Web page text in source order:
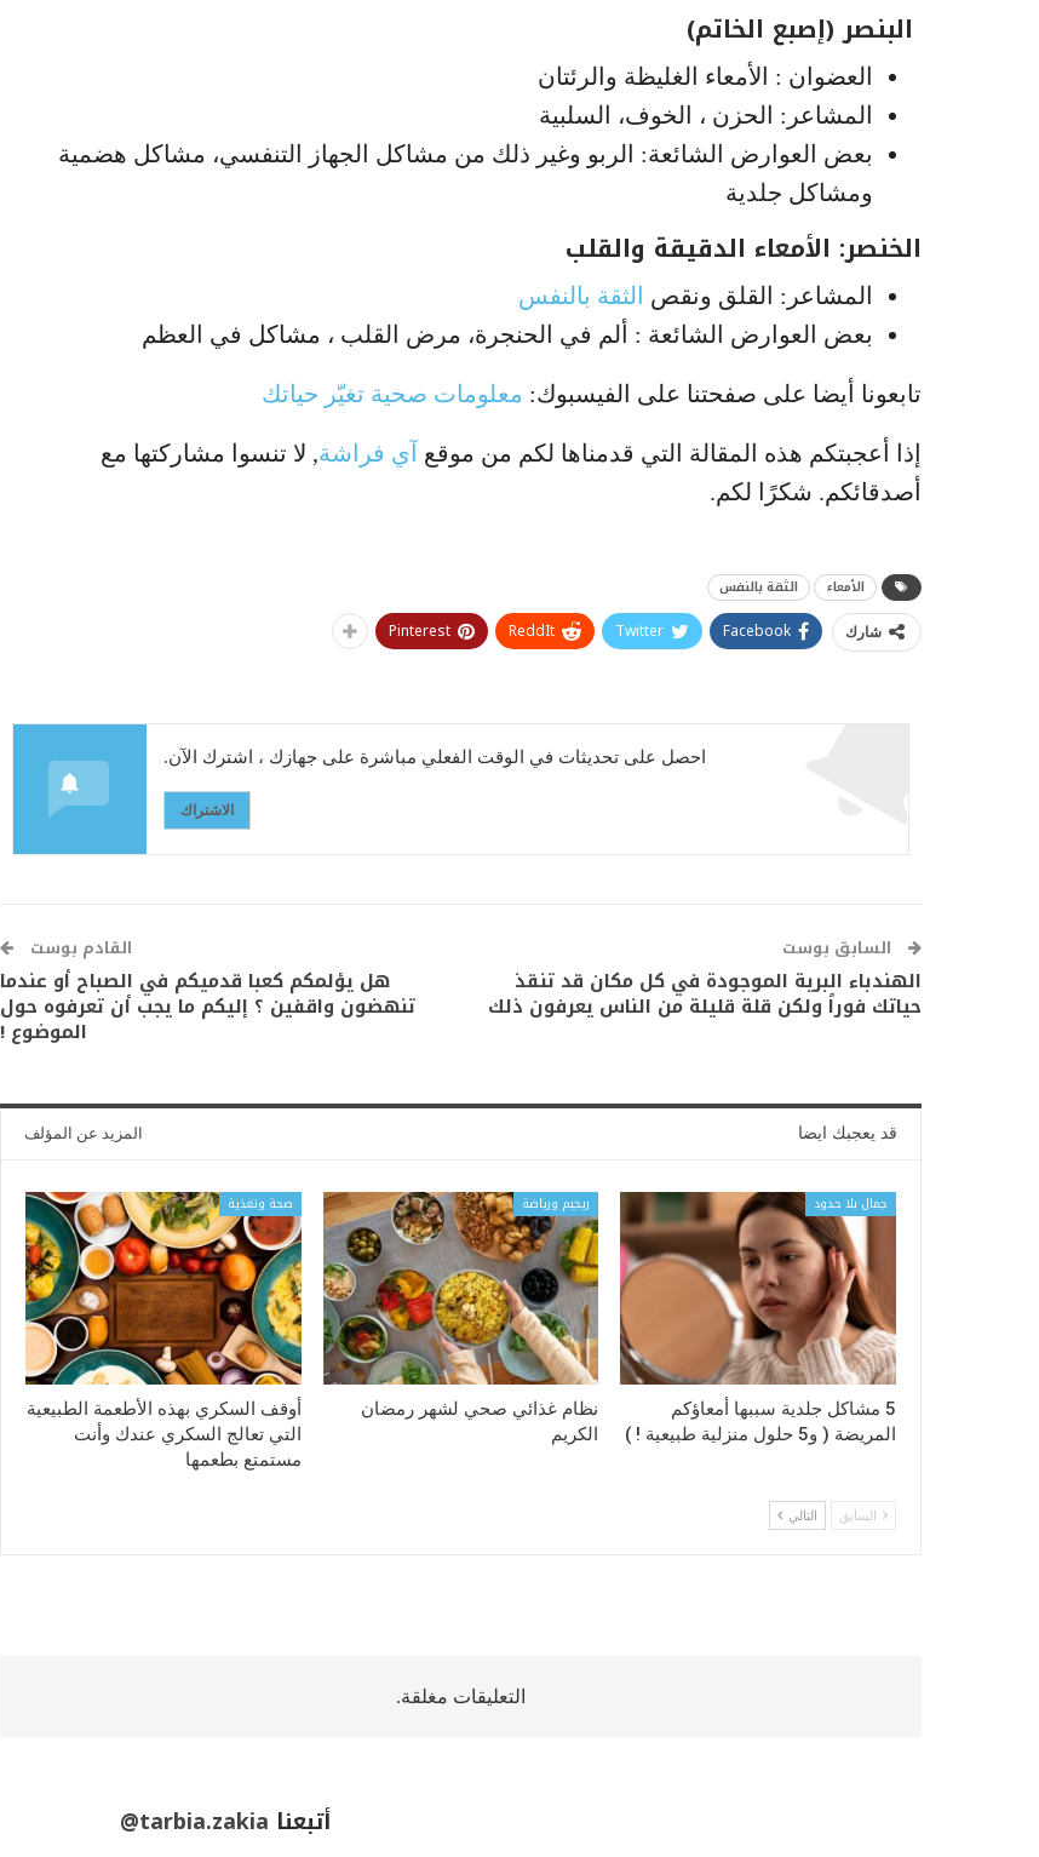
البنصر (إصبع الخاتم)
العضوان : الأمعاء الغليظة والرئتان
المشاعر: الحزن ، الخوف، السلبية
بعض العوارض الشائعة: الربو وغير ذلك من مشاكل الجهاز التنفسي، مشاكل هضمية
ومشاكل جلدية
الخنصر: الأمعاء الدقيقة والقلب
المشاعر: القلق ونقص الثقة بالنفس
بعض العوارض الشائعة : ألم في الحنجرة، مرض القلب ، مشاكل في العظم
تابعونا أيضا على صفحتنا على الفيسبوك: معلومات صحية تغيّر حياتك
إذا أعجبتكم هذه المقالة التي قدمناها لكم من موقع آي فراشة, لا تنسوا مشاركتها مع
أصدقائكم. شكرًا لكم.
الأمعاء الثقة بالنفس
شارك Facebook
Twitter
ReddIt
Pinterest
احصل على تحديثات في الوقت الفعلي مباشرة على جهازك ، اشترك الآن.
الاشتراك
السابق بوست
الهندباء البرية الموجودة في كل مكان قد تنقذ
حياتك فوراً ولكن قلة قليلة من الناس يعرفون ذلك
القادم بوست
هل يؤلمكم كعبا قدميكم في الصباح أو عندما
تنهضون واقفين ؟ إليكم ما يجب أن تعرفوه حول
الموضوع !
قد يعجبك ايضا المزيد عن المؤلف
جمال بلا حدود
5 مشاكل جلدية سببها أمعاؤكم
المريضة ( و5 حلول منزلية طبيعية ! )
ريجيم ورياضة
نظام غذائي صحي لشهر رمضان
الكريم
صحة وتغذية
أوقف السكري بهذه الأطعمة الطبيعية
التي تعالج السكري عندك وأنت
مستمتع بطعمها
السابق التالي
التعليقات مغلقة.
أتبعنا @tarbia.zakia